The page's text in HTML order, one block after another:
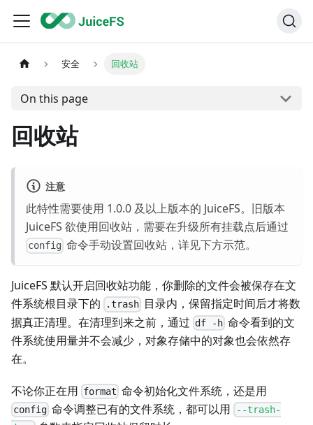
安全 回收站
On this page
回收站
注意
此特性需要使用 1.0.0 及以上版本的 JuiceFS。旧版本
JuiceFS 欲使用回收站，需要在升级所有挂载点后通过
config 命令手动设置回收站，详见下方示范。
JuiceFS 默认开启回收站功能，你删除的文件会被保存在文
件系统根目录下的
.trash 目录内，保留指定时间后才将数
据真正清理。在清理到来之前，通过 df -h 命令看到的文
件系统使用量并不会减少，对象存储中的对象也会依然存
在。
不论你正在用 format 命令初始化文件系统，还是用
config 命令调整已有的文件系统，都可以用 --trash-